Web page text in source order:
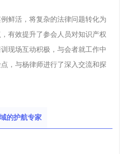
鲜活，将复杂的法律问题转化为
有效提升了参会人员对知识产权
现场互动积极，与会者就工作中
，与杨律师进行了深入交流和探
的护航专家